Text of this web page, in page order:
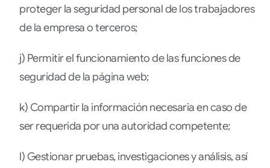
proteger la seguridad personal de los trabajadores
de la empresa o terceros;
j) Permitir el funcionamiento de las funciones de
seguridad de la página web;
k) Compartir la información necesaria en caso de
ser requerida por una autoridad competente;
l) Gestionar pruebas, investigaciones y análisis, así